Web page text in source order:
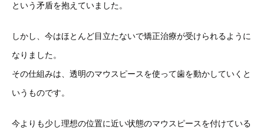
という矛盾を抱えていました。
しかし、今はほとんど目立たないで矯正治療が受けられるように
なりました。
その仕組みは、透明のマウスピースを使って歯を動かしていくと
いうものです。
今よりも少し理想の位置に近い状態のマウスピースを付けている